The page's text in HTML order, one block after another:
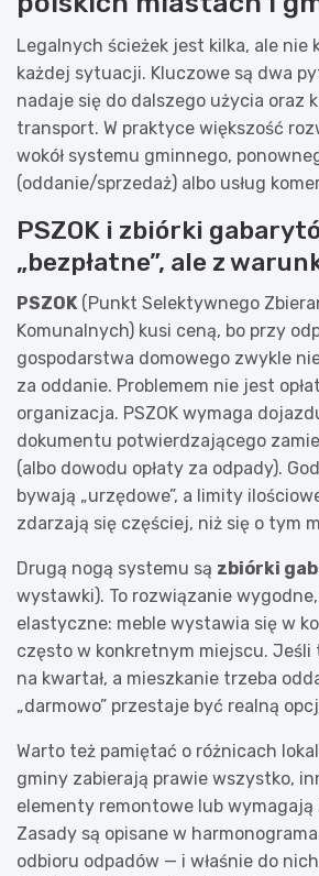
Legalnych ścieżek jest kilka, ale nie
każdej sytuacji. Kluczowe są dwa
nadaje się do dalszego użycia oraz
transport. W praktyce większość
wokół systemu gminnego,
(oddanie/sprzedaż) albo usług
PSZOK i zbiórki
„bezpłatne”, ale z
PSZOK (Punkt Selektywnego
Komunalnych) kusi ceną, bo przy
gospodarstwa domowego zwykle
za oddanie. Problemem nie jest
organizacja. PSZOK wymaga
dokumentu potwierdzającego
(albo dowodu opłaty za odpady).
bywają „urzędowe”, a limity
zdarzają się częściej, niż się o tym
Drugą nogą systemu są zbiórki
wystawki). To rozwiązanie wygodne,
elastyczne: meble wystawia się w
często w konkretnym miejscu. Jeśli
na kwartał, a mieszkanie trzeba
„darmowo” przestaje być realną
Warto też pamiętać o różnicach
gminy zabierają prawie wszystko,
elementy remontowe lub wymagają
Zasady są opisane w
odbioru odpadów — i właśnie do